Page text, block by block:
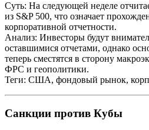
Суть: На следующей неделе
из S&P 500, что означает
корпоративной отчетности.
Анализ: Инвесторы будут
оставшимися отчетами, однако
теперь сместятся в сторону
ФРС и геополитики.
Теги: США, фондовый рынок,
Санкции против Кубы